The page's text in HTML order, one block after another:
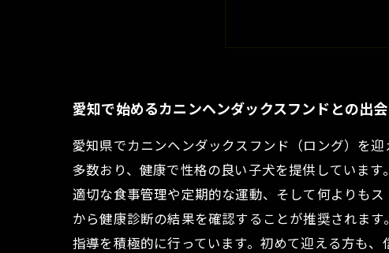
トラブル発生？よ
初心者も安心！愛
愛知で始めるカニンヘンダックスフンドとの出
愛知県でカニンヘンダックスフンド（ロング）を
多数おり、健康で性格の良い子犬を提供していま
適切な食事管理や定期的な運動、そして何よりも
から健康診断の結果を確認することが推奨されま
指導を積極的に行っています。初めて迎える方も